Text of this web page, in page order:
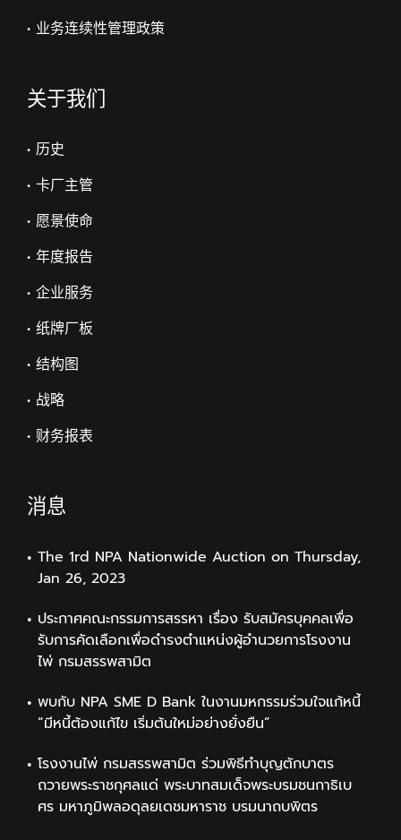
• 业务连续性管理政策
关于我们
• 历史
• 卡厂主管
• 愿景使命
• 年度报告
• 企业服务
• 纸牌厂板
• 结构图
• 战略
• 财务报表
消息
The 1rd NPA Nationwide Auction on Thursday,
Jan 26, 2023
ประกาศคณะกรรมการสรรหา เรื่อง รับสมัครบุคคลเพื่อ
รับการคัดเลือกเพื่อดำรงตำแหน่งผู้อำนวยการโรงงาน
ไพ่ กรมสรรพสามิต
พบกับ NPA SME D Bank ในงานมหกรรมร่วมใจแก้หนี้
“มีหนี้ต้องแก้ไข เริ่มต้นใหม่อย่างยั่งยืน”
โรงงานไพ่ กรมสรรพสามิต ร่วมพิธีทำบุญตักบาตร
ถวายพระราชกุศลแด่ พระบาทสมเด็จพระบรมชนกาธิเบ
ศร มหาภูมิพลอดุลยเดชมหาราช บรมนาถบพิตร